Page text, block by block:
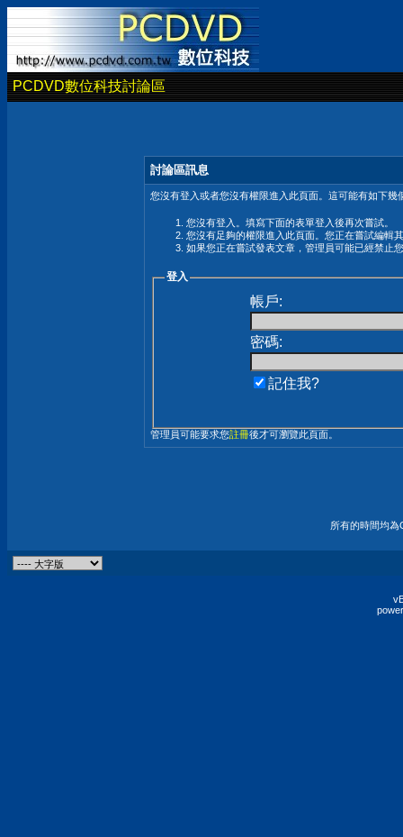
PCDVD數位科技討論區
討論區訊息
您沒有登入或者您沒有權限進入此頁面。這可能有如下幾
您沒有登入。填寫下面的表單登入後再次嘗試。
您沒有足夠的權限進入此頁面。您正在嘗試編輯
如果您正在嘗試發表文章，管理員可能已經禁止
登入
帳戶:
密碼:
記住我?
管理員可能要求您註冊後才可瀏覽此頁面。
所有的時間均為